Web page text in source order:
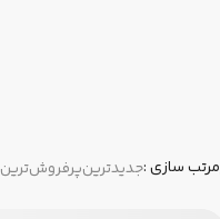
مرتب سازی :جدیدترینپرفروش‌ترین